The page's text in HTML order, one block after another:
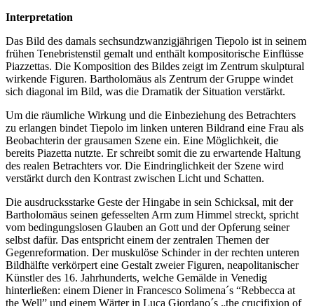
Interpretation
Das Bild des damals sechsundzwanzigjährigen Tiepolo ist in seinem
frühen Tenebristenstil gemalt und enthält kompositorische Einflüsse
Piazzettas. Die Komposition des Bildes zeigt im Zentrum skulptural
wirkende Figuren. Bartholomäus als Zentrum der Gruppe windet
sich diagonal im Bild, was die Dramatik der Situation verstärkt.
Um die räumliche Wirkung und die Einbeziehung des Betrachters
zu erlangen bindet Tiepolo im linken unteren Bildrand eine Frau als
Beobachterin der grausamen Szene ein. Eine Möglichkeit, die
bereits Piazetta nutzte. Er schreibt somit die zu erwartende Haltung
des realen Betrachters vor. Die Eindringlichkeit der Szene wird
verstärkt durch den Kontrast zwischen Licht und Schatten.
Die ausdrucksstarke Geste der Hingabe in sein Schicksal, mit der
Bartholomäus seinen gefesselten Arm zum Himmel streckt, spricht
vom bedingungslosen Glauben an Gott und der Opferung seiner
selbst dafür. Das entspricht einem der zentralen Themen der
Gegenreformation. Der muskulöse Schinder in der rechten unteren
Bildhälfte verkörpert eine Gestalt zweier Figuren, neapolitanischer
Künstler des 16. Jahrhunderts, welche Gemälde in Venedig
hinterließen: einem Diener in Francesco Solimena´s “Rebbecca at
the Well” und einem Wärter in Luca Giordano´s „the crucifixion of